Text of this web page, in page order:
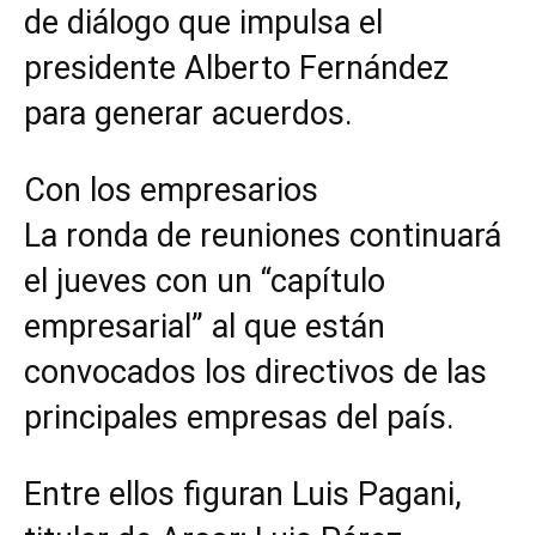
de diálogo que impulsa el
presidente Alberto Fernández
para generar acuerdos.
Con los empresarios
La ronda de reuniones continuará
el jueves con un “capítulo
empresarial” al que están
convocados los directivos de las
principales empresas del país.
Entre ellos figuran Luis Pagani,